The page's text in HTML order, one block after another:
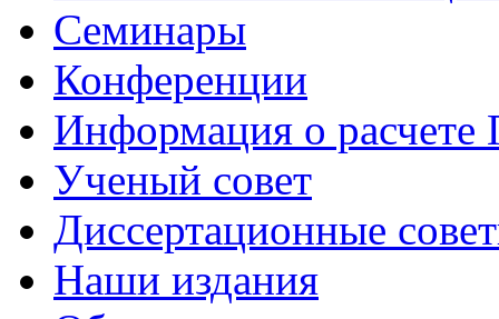
Семинары
Конференции
Информация о
Ученый совет
Диссертационные
Наши издания